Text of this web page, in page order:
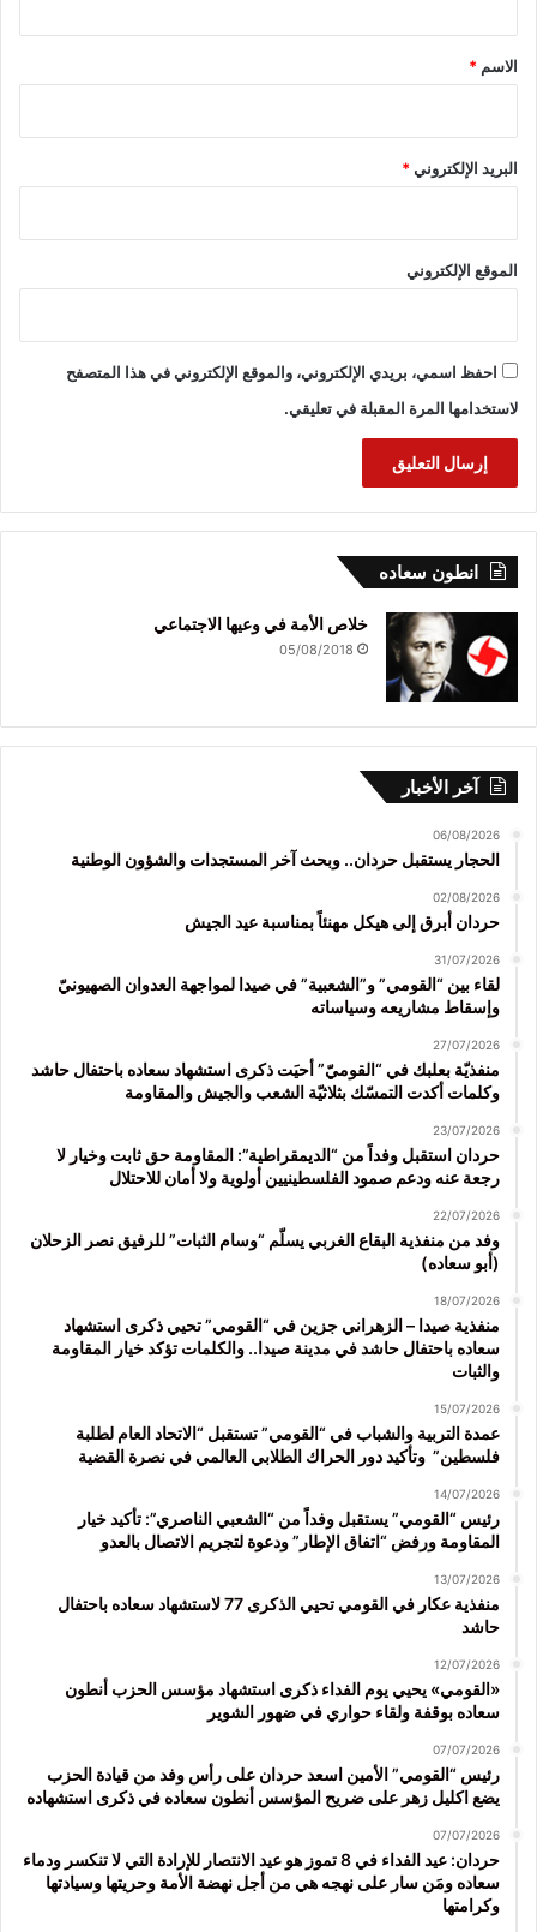
*
الاسم *
البريد الإلكتروني*
الموقع الإلكتروني
احفظ اسمي، بريدي الإلكتروني، والموقع الإلكتروني في هذا المتصفح
لاستخدامها المرة المقبلة في تعليقي.
انطون سعاده
خلاص الأمة في وعيها الاجتماعي
05/08/2018
آخر الأخبار
06/08/2026
الحجار يستقبل حردان.. وبحث آخر المستجدات والشؤون الوطنية
02/08/2026
حردان أبرق إلى هيكل مهنئاً بمناسبة عيد الجيش
31/07/2026
لقاء بين “القومي” و”الشعبية” في صيدا لمواجهة العدوان الصهيونيّ
وإسقاط مشاريعه وسياساته
27/07/2026
منفذيّة بعلبك في “القوميّ” أحيَت ذكرى استشهاد سعاده باحتفال حاشد
وكلمات أكدت التمسّك بثلاثيّة الشعب والجيش والمقاومة
23/07/2026
حردان استقبل وفداً من “الديمقراطية”: المقاومة حق ثابت وخيار لا
رجعة عنه ودعم صمود الفلسطينيين أولوية ولا أمان للاحتلال
22/07/2026
وفد من منفذية البقاع الغربي يسلّم “وسام الثبات” للرفيق نصر الزحلان
(أبو سعاده)
18/07/2026
منفذية صيدا – الزهراني جزين في “القومي” تحيي ذكرى استشهاد
سعاده باحتفال حاشد في مدينة صيدا.. والكلمات تؤكد خيار المقاومة
والثبات
15/07/2026
عمدة التربية والشباب في “القومي” تستقبل “الاتحاد العام لطلبة
فلسطين” وتأكيد دور الحراك الطلابي العالمي في نصرة القضية
14/07/2026
رئيس “القومي” يستقبل وفداً من “الشعبي الناصري”: تأكيد خيار
المقاومة ورفض “اتفاق الإطار” ودعوة لتجريم الاتصال بالعدو
13/07/2026
منفذية عكار في القومي تحيي الذكرى 77 لاستشهاد سعاده باحتفال
حاشد
12/07/2026
«القومي» يحيي يوم الفداء ذكرى استشهاد مؤسس الحزب أنطون
سعاده بوقفة ولقاء حواري في ضهور الشوير
07/07/2026
رئيس “القومي” الأمين اسعد حردان على رأس وفد من قيادة الحزب
يضع اكليل زهر على ضريح المؤسس أنطون سعاده في ذكرى استشهاده
07/07/2026
حردان: عيد الفداء في 8 تموز هو عيد الانتصار للإرادة التي لا تنكسر ودماء
سعاده ومَن سار على نهجه هي من أجل نهضة الأمة وحريتها وسيادتها
وكرامتها